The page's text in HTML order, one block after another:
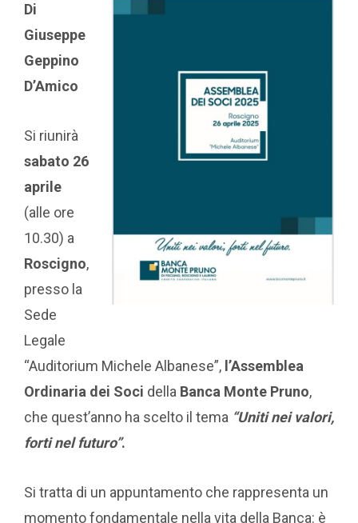
Di
Giuseppe
Geppino
D’Amico
Si riunirà
sabato 26
aprile
(alle ore
10.30) a
Roscigno,
presso la
Sede
Legale
“Auditorium Michele Albanese”, l’Assemblea
Ordinaria dei Soci della Banca Monte Pruno,
che quest’anno ha scelto il tema “Uniti nei valori,
forti nel futuro”.
Si tratta di un appuntamento che rappresenta un
momento fondamentale nella vita della Banca: è